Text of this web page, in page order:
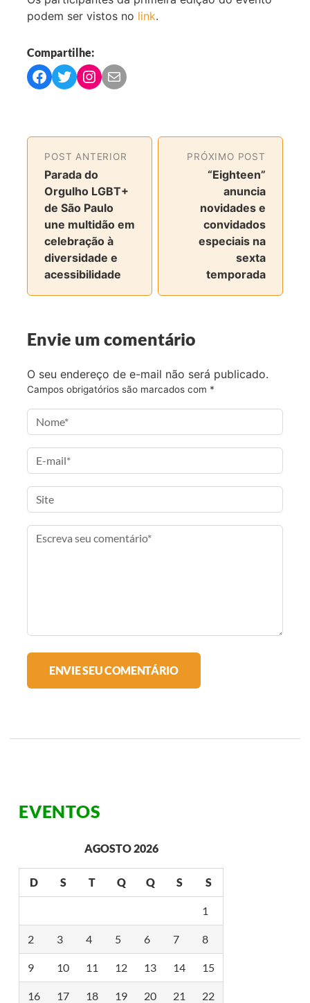
podem ser vistos no link.
Compartilhe:
C
r
t
i
l
h
a
r
n
o
c
b
o
o
k
C
r
t
i
l
h
a
r
n
o
i
t
e
r
C
r
t
i
l
h
a
r
n
o
s
a
g
r
C
r
i
h
i
-
a
i
l
POST ANTERIOR
Parada do
Orgulho LGBT+
de São Paulo
une multidão em
celebração à
diversidade e
acessibilidade
PRÓXIMO POST
“Eighteen”
anuncia
novidades e
convidados
especiais na
sexta
temporada
Envie um comentário
O seu endereço de e-mail não será publicado.
Campos obrigatórios são marcados com *
EVENTOS
AGOSTO 2026
D S T Q Q S S
1
2 3 4 5 6 7 8
9 10 11 12 13 14 15
16 17 18 19 20 21 22